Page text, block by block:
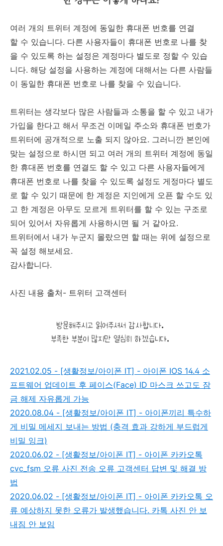
여러 개의 트위터 계정에 동일한 휴대폰 번호를 연결
할 수 있습니다. 다른 사용자들이 휴대폰 번호로 나를 찾
을 수 있도록 하는 설정은 계정마다 별도로 정할 수 있습
니다. 해당 설정을 사용하는 계정에 대해서는 다른 사람들
이 동일한 휴대폰 번호로 나를 찾을 수 있습니다.
트위터는 생각보다 많은 사람들과 소통을 할 수 있고 내가
가입을 한다고 해서 무조건 이메일 주소와 휴대폰 번호가
트위터에 공개적으로 노출 되지 않아요. 그러니깐 본인에
맞는 설정으로 하시면 되고 여러 개의 트위터 계정에 동일
한 휴대폰 번호를 연결도 할 수 있고 다른 사용자들에게
휴대폰 번호로 나를 찾을 수 있도록 설정도 게정마다 별도
로 할 수 있기 때문에 한 계정은 지인에게 오픈 할 수도 있
고 한 계정은 아무도 모르게 트위터를 할 수 있는 구조로
되어 있어서 자유롭게 사용하시면 될 거 같아요.
트위터에서 내가 누군지 몰랐으면 할 때는 위에 설정으로
꼭 설정 해보세요.
감사합니다.
사진 내용 출처- 트위터 고객센터
2021.02.05 - [생활정보/아이폰 IT] - 아이폰 IOS 14.4 소
프트웨어 업데이트 후 페이스(Face) ID 마스크 쓰고도 잠
금 해제 자유롭게 가능
2020.08.04 - [생활정보/아이폰 IT] - 아이폰끼리 특수하
게 비밀 메세지 보내는 방법 (충격 효과 강하게 부드럽게
비밀 잉크)
2020.06.02 - [생활정보/아이폰 IT] - 아이폰 카카오톡
cvc_fsm 오류 사진 전송 오류 고객센터 답변 및 해결 방
법
2020.06.02 - [생활정보/아이폰 IT] - 아이폰 카카오톡 오
류 예상하지 못한 오류가 발생했습니다. 카톡 사진 안 보
내짐 안 보임